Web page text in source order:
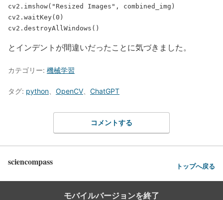
cv2.imshow("Resized Images", combined_img)
cv2.waitKey(0)
とインデントが間違いだったことに気づきました。
カテゴリー: 機械学習
タグ: python OpenCV ChatGPT
コメントする
sciencompass トップへ戻る
モバイルバージョンを終了